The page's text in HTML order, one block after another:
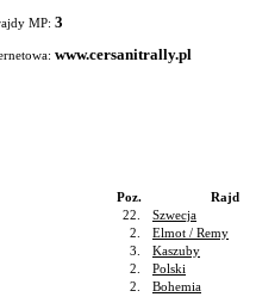
MP: 3
www.cersanitrally.pl
Poz. Rajd
22.
Szwecja
2.
Elmot / Remy
3.
Kaszuby
2.
Polski
2.
Bohemia